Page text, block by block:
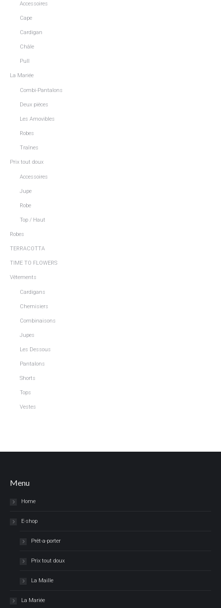
Accessoires
Cape
Cardigan
Châle
Pull
La Mariée
Combi-Pantalons
Deux pièces
Les Amovibles
Robes
Traînes
Prix tout doux
Accessoires
Jupe
Robe
Top / Haut
Robes
TERRACOTTA
TIME TO FLOWERS
Vêtements
Cardigans
Chemisiers
Combinaisons
Jupes
Les Dessous
Pantalons
Shorts
Tops
Vestes
Menu
Home
E-shop
Prêt-a-porter
Prix tout doux
La Maille
La Mariée